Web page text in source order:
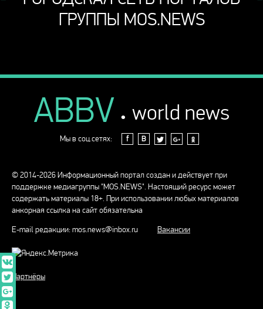
ГРУППЫ MOS.NEWS
ABBV . world news
Мы в соц.сетях: f В
© 2014-2026 Информационный портал создан и действует при
поддержке медиагруппы "MOS.NEWS". Настоящий ресурс может
содержать материалы 18+. При использовании любых материалов
анкорная ссылка на сайт обязательна
E-mail редакции:mos.news@inbox.ru Вакансии
Партнёры